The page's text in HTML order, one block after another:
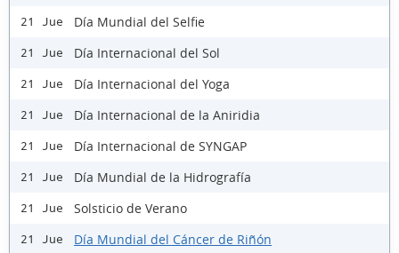
21 Jue Día Mundial del Selfie
21 Jue Día Internacional del Sol
21 Jue Día Internacional del Yoga
21 Jue Día Internacional de la Aniridia
21 Jue Día Internacional de SYNGAP
21 Jue Día Mundial de la Hidrografía
21 Jue Solsticio de Verano
21 Jue Día Mundial del Cáncer de Riñón